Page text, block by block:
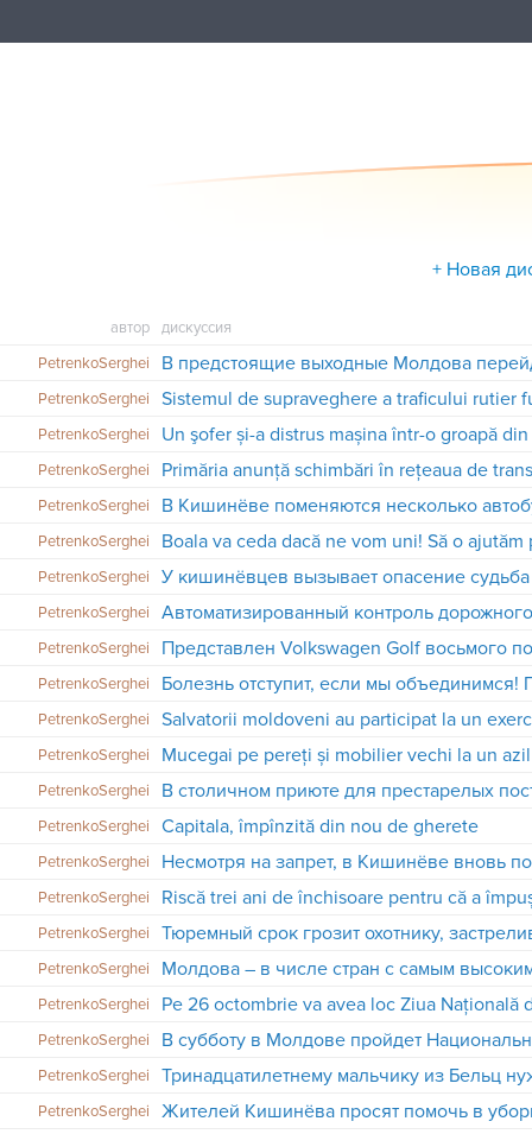
+ Новая
автор
дискуссия
PetrenkoSerghei
В предстоящие выходные Молдова
PetrenkoSerghei
PetrenkoSerghei
Un şofer și-a distrus mașina într-o groapă
PetrenkoSerghei
PetrenkoSerghei
В Кишинёве поменяются несколько
PetrenkoSerghei
PetrenkoSerghei
PetrenkoSerghei
PetrenkoSerghei
Представлен Volkswagen Golf восьмого
PetrenkoSerghei
PetrenkoSerghei
PetrenkoSerghei
Mucegai pe pereți și mobilier vechi la un
PetrenkoSerghei
PetrenkoSerghei
Capitala, împînzită din nou de gherete
PetrenkoSerghei Несмотря на запрет, в Кишинёве вновь
PetrenkoSerghei Riscă trei ani de închisoare pentru că a
PetrenkoSerghei
PetrenkoSerghei
PetrenkoSerghei
Pe 26 octombrie va avea loc Ziua Națională
PetrenkoSerghei В субботу в Молдове пройдет
PetrenkoSerghei
PetrenkoSerghei
Жителей Кишинёва просят помочь в